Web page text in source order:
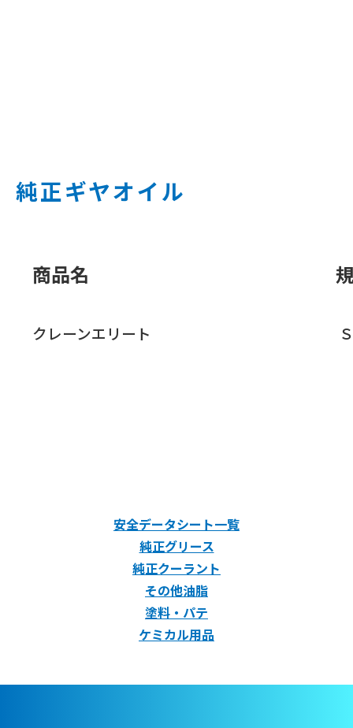
純正ギヤオイル
商品名
クレーンエリート
安全データシート一覧
純正グリース
純正クーラント
その他油脂
塗料・パテ
ケミカル用品